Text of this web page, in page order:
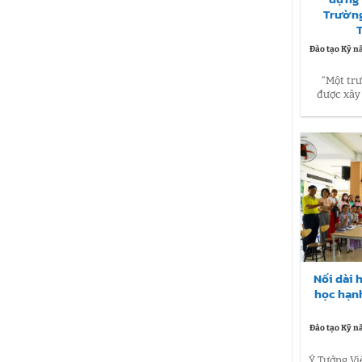
Đào tạo Kỹ
“Một
được xây
Nối dài
học
Đào tạo Kỹ